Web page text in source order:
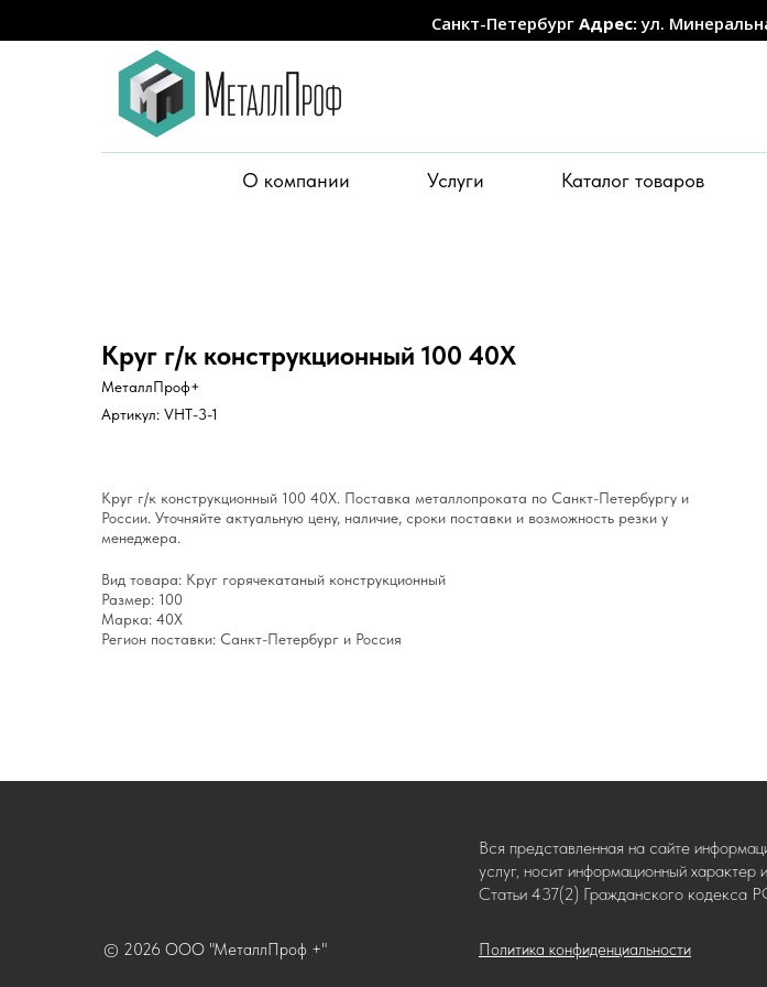
Санкт-Петербург Адрес:ул.
О компании Услуги Каталог товаров
Круг г/к конструкционный 100 40Х
МеталлПроф+
Артикул: VHT-3-1
Круг г/к конструкционный 100 40Х. Поставка металлопроката по Санкт-Петербургу и
России. Уточняйте актуальную цену, наличие, сроки поставки и возможность резки у
менеджера.
Вид товара: Круг горячекатаный конструкционный
Размер: 100
Марка: 40Х
Регион поставки: Санкт-Петербург и Россия
Политика конфиденциальности
© 2026 ООО "МеталлПроф +"
Вся представленная на сайте
услуг, носит информационный характер
Статьи 437(2) Гражданского кодекса